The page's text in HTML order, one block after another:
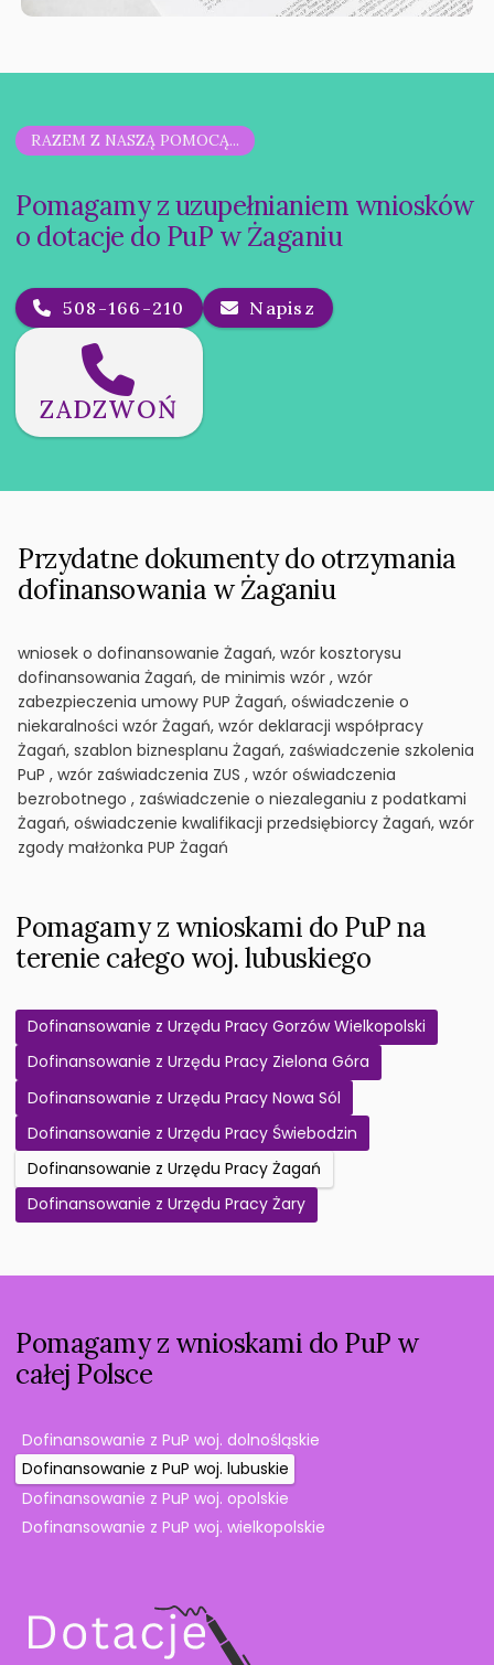
RAZEM Z NASZĄ POMOCĄ...
Pomagamy z uzupełnianiem wniosków
o dotacje do PuP w Żaganiu
508-166-210 Napisz
ZADZWOŃ
Przydatne dokumenty do otrzymania
dofinansowania w Żaganiu
wniosek o dofinansowanie Żagań, wzór kosztorysu
dofinansowania Żagań, de minimis wzór , wzór
zabezpieczenia umowy PUP Żagań, oświadczenie o
niekaralności wzór Żagań, wzór deklaracji współpracy
Żagań, szablon biznesplanu Żagań, zaświadczenie szkolenia
PuP , wzór zaświadczenia ZUS , wzór oświadczenia
bezrobotnego , zaświadczenie o niezaleganiu z podatkami
Żagań, oświadczenie kwalifikacji przedsiębiorcy Żagań, wzór
zgody małżonka PUP Żagań
Pomagamy z wnioskami do PuP na
terenie całego woj. lubuskiego
Dofinansowanie z Urzędu Pracy Gorzów Wielkopolski
Dofinansowanie z Urzędu Pracy Zielona Góra
Dofinansowanie z Urzędu Pracy Nowa Sól
Dofinansowanie z Urzędu Pracy Świebodzin
Dofinansowanie z Urzędu Pracy Żagań
Dofinansowanie z Urzędu Pracy Żary
Pomagamy z wnioskami do PuP w
całej Polsce
Dofinansowanie z PuP woj. dolnośląskie
Dofinansowanie z PuP woj. lubuskie
Dofinansowanie z PuP woj. opolskie
Dofinansowanie z PuP woj. wielkopolskie